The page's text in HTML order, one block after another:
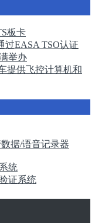
板卡
过EASA TSO认证
举办
提供飞控计算机和
据/语音记录器
统
证系统